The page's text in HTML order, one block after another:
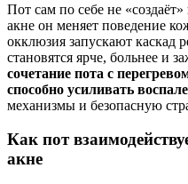
Пот сам по себе не
акне он меняет поведение
окклюзия запускают каскад
становятся ярче, больнее и
сочетание пота с
способно усиливать
механизмы и безопасную
Как пот
акне